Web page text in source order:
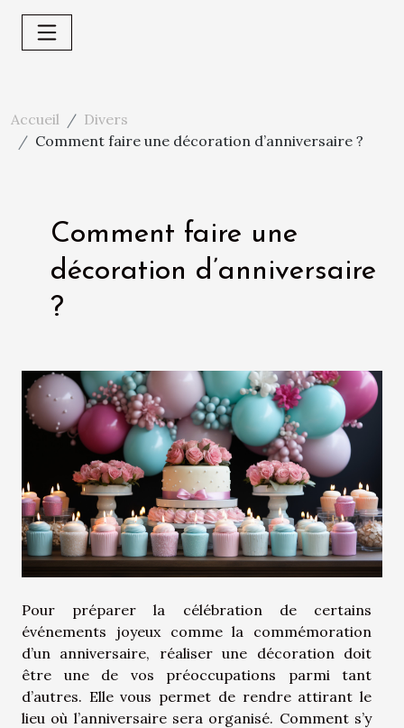
Accueil
Divers
Comment faire une décoration d’anniversaire ?
Comment faire une
décoration d’anniversaire
?
Pour préparer la célébration de certains
événements joyeux comme la commémoration
d’un anniversaire, réaliser une décoration doit
être une de vos préoccupations parmi tant
d’autres. Elle vous permet de rendre attirant le
lieu où l’anniversaire sera organisé. Comment s’y